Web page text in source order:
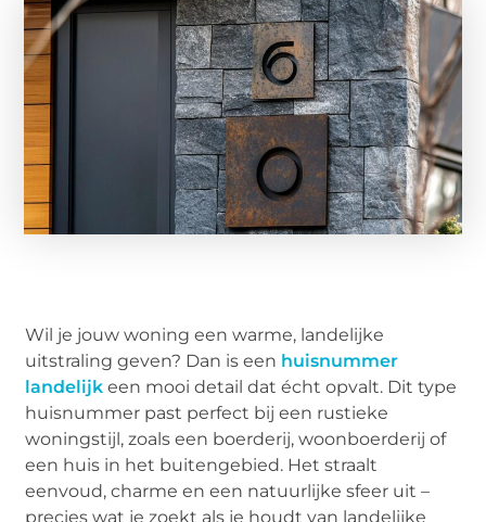
Wil je jouw woning een warme, landelijke
uitstraling geven? Dan is een huisnummer
landelijk een mooi detail dat écht opvalt. Dit type
huisnummer past perfect bij een rustieke
woningstijl, zoals een boerderij, woonboerderij of
een huis in het buitengebied. Het straalt
eenvoud, charme en een natuurlijke sfeer uit –
precies wat je zoekt als je houdt van landelijke